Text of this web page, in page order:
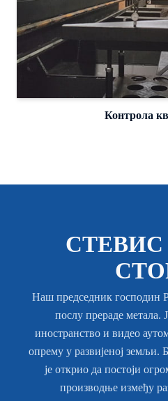
Контрола
СТЕВИС
Наш председник господин
послу прераде метала.
иностранство и видео
опрему у развијеној земљи.
је открио да постоји
производње између